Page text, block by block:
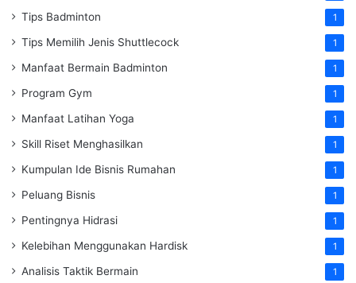
Tips Badminton 1
Tips Memilih Jenis Shuttlecock 1
Manfaat Bermain Badminton 1
Program Gym 1
Manfaat Latihan Yoga 1
Skill Riset Menghasilkan 1
Kumpulan Ide Bisnis Rumahan 1
Peluang Bisnis 1
Pentingnya Hidrasi 1
Kelebihan Menggunakan Hardisk 1
Analisis Taktik Bermain 1